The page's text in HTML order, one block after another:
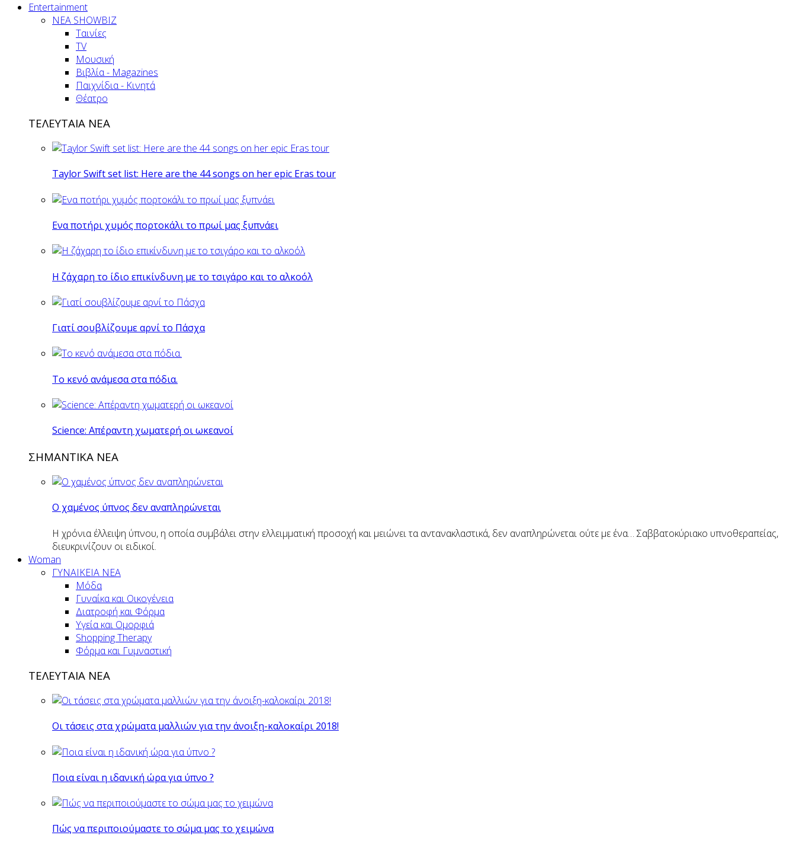
Entertainment
ΝΕΑ SHOWBIZ
Ταινίες
TV
Μουσική
Βιβλία - Magazines
Παιχνίδια - Κινητά
Θέατρο
ΤΕΛΕΥΤΑΙΑ ΝΕΑ
Taylor Swift set list: Here are the 44 songs on her epic Eras tour
Eνα ποτήρι χυμός πορτοκάλι το πρωί μας ξυπνάει
Η ζάχαρη το ίδιο επικίνδυνη με το τσιγάρο και το αλκοόλ
Γιατί σουβλίζουμε αρνί το Πάσχα
Το κενό ανάμεσα στα πόδια.
Science: Απέραντη χωματερή οι ωκεανοί
ΣΗΜΑΝΤΙΚΑ ΝΕΑ
Ο χαμένος ύπνος δεν αναπληρώνεται
Η χρόνια έλλειψη ύπνου, η οποία συμβάλει στην ελλειμματική προσοχή και μειώνει τα αντανακλαστικά, δεν αναπληρώνεται ούτε με ένα… Σαββατοκύριακο υπνοθεραπείας,
διευκρινίζουν οι ειδικοί.
Woman
ΓΥΝΑΙΚΕΙΑ ΝΕΑ
Μόδα
Γυναίκα και Οικογένεια
Διατροφή και Φόρμα
Υγεία και Ομορφιά
Shopping Therapy
Φόρμα και Γυμναστική
ΤΕΛΕΥΤΑΙΑ ΝΕΑ
Οι τάσεις στα χρώματα μαλλιών για την άνοιξη-καλοκαίρι 2018!
Ποια είναι η ιδανική ώρα για ύπνο ?
Πώς να περιποιούμαστε το σώμα μας το χειμώνα